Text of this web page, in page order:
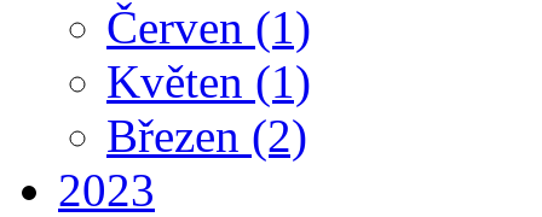
Červen (1)
Květen (1)
Březen (2)
2023